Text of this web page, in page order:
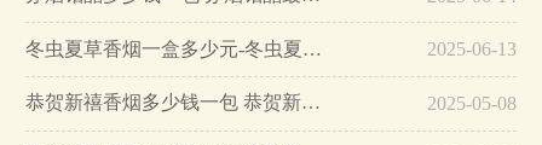
冬虫夏草香烟一盒多少元-冬虫夏草香烟一盒多少元2025最新价格… 2025-06-13
恭贺新禧香烟多少钱一包 恭贺新禧香烟价格表和图片… 2025-05-08